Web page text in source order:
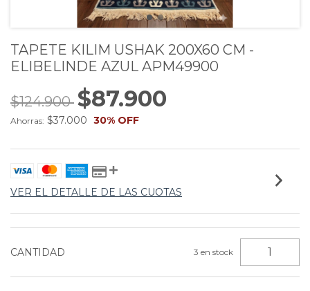
TAPETE KILIM USHAK 200X60 CM -
ELIBELINDE AZUL APM49900
$124.900 $87.900
Ahorras: $37.000 30% OFF
VER EL DETALLE DE LAS CUOTAS
CANTIDAD 3 en stock